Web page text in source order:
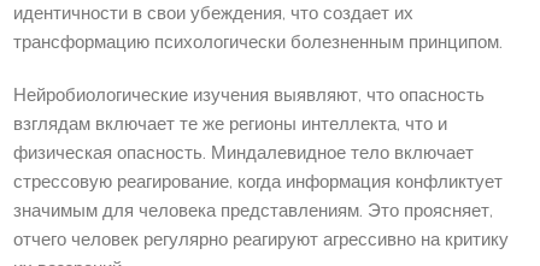
идентичности в свои убеждения, что создает их
трансформацию психологически болезненным принципом.
Нейробиологические изучения выявляют, что опасность
взглядам включает те же регионы интеллекта, что и
физическая опасность. Миндалевидное тело включает
стрессовую реагирование, когда информация конфликтует
значимым для человека представлениям. Это проясняет,
отчего человек регулярно реагируют агрессивно на критику